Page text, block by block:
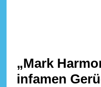
„Mark
infamen